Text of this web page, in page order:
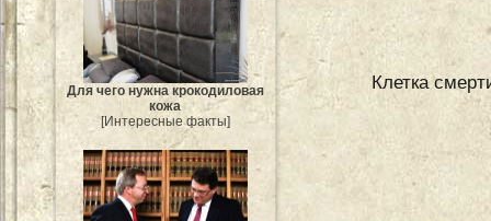
Для чего нужна крокодиловая
кожа
[Интересные факты]
Клетка